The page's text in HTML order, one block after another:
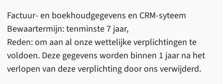
Factuur- en boekhoudgegevens en CRM-syteem
Bewaartermijn: tenminste 7 jaar,
Reden: om aan al onze wettelijke verplichtingen te
voldoen. Deze gegevens worden binnen 1 jaar na het
verlopen van deze verplichting door ons verwijderd.